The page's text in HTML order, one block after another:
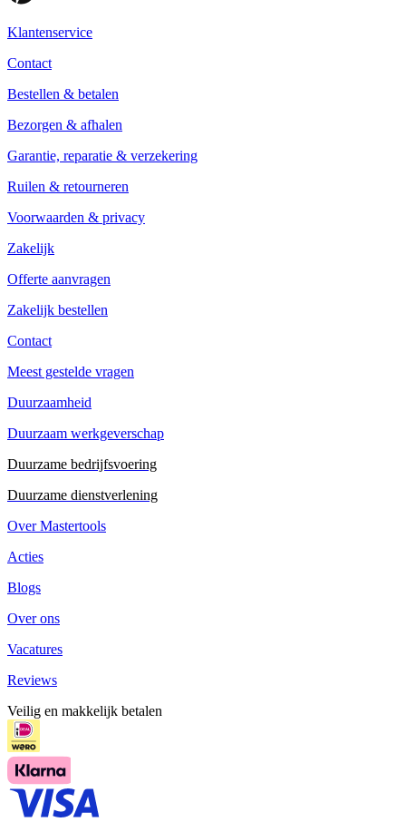
Klantenservice
Contact
Bestellen & betalen
Bezorgen & afhalen
Garantie, reparatie & verzekering
Ruilen & retourneren
Voorwaarden & privacy
Zakelijk
Offerte aanvragen
Zakelijk bestellen
Contact
Meest gestelde vragen
Duurzaamheid
Duurzaam werkgeverschap
Duurzame bedrijfsvoering
Duurzame dienstverlening
Over Mastertools
Acties
Blogs
Over ons
Vacatures
Reviews
Veilig en makkelijk betalen